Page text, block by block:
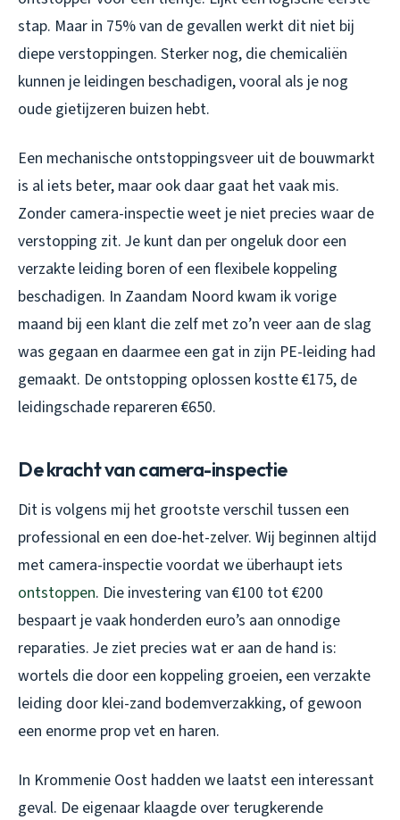
stap. Maar in 75% van de gevallen werkt dit niet bij
diepe verstoppingen. Sterker nog, die chemicaliën
kunnen je leidingen beschadigen, vooral als je nog
oude gietijzeren buizen hebt.
Een mechanische ontstoppingsveer uit de bouwmarkt
is al iets beter, maar ook daar gaat het vaak mis.
Zonder camera-inspectie weet je niet precies waar de
verstopping zit. Je kunt dan per ongeluk door een
verzakte leiding boren of een flexibele koppeling
beschadigen. In Zaandam Noord kwam ik vorige
maand bij een klant die zelf met zo’n veer aan de slag
was gegaan en daarmee een gat in zijn PE-leiding had
gemaakt. De ontstopping oplossen kostte €175, de
leidingschade repareren €650.
De kracht van camera-inspectie
Dit is volgens mij het grootste verschil tussen een
professional en een doe-het-zelver. Wij beginnen altijd
met camera-inspectie voordat we überhaupt iets
ontstoppen. Die investering van €100 tot €200
bespaart je vaak honderden euro’s aan onnodige
reparaties. Je ziet precies wat er aan de hand is:
wortels die door een koppeling groeien, een verzakte
leiding door klei-zand bodemverzakking, of gewoon
een enorme prop vet en haren.
In Krommenie Oost hadden we laatst een interessant
geval. De eigenaar klaagde over terugkerende